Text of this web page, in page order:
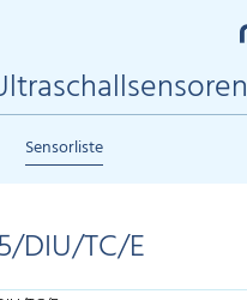
Sensorliste
DIU/TC/E